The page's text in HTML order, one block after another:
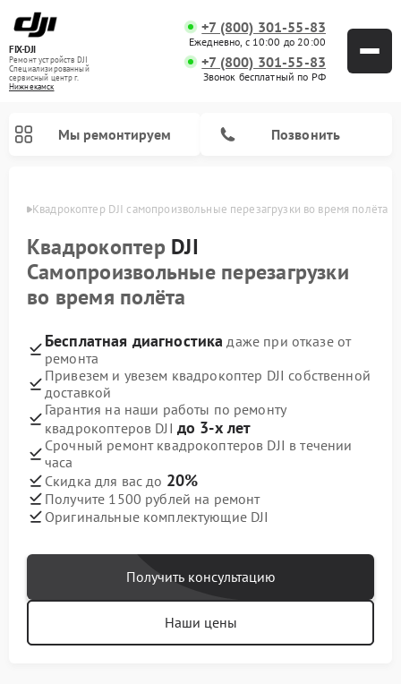
FIX-DJI
Ремонт устройств DJI
Специализированный
cервисный центр г.
Нижнекамск
+7 (800) 301-55-83
Ежедневно, с 10:00 до 20:00
+7 (800) 301-55-83
Звонок бесплатный по РФ
Мы ремонтируем Позвонить
Квадрокоптер DJI самопроизвольные перезагрузки во время полёта
Квадрокоптер DJI
Самопроизвольные перезагрузки
во время полёта
Бесплатная диагностика даже при отказе от
ремонта
Привезем и увезем квадрокоптер DJI собственной
доставкой
Гарантия на наши работы по ремонту
квадрокоптеров DJI до 3-х лет
Срочный ремонт квадрокоптеров DJI в течении
часа
Скидка для вас до 20%
Получите 1500 рублей на ремонт
Оригинальные комплектующие DJI
Получить консультацию
Наши цены